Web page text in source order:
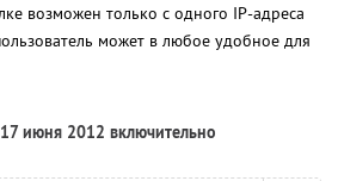
возможен только с одного IP-адреса
может в любое удобное для
июня 2012 включительно